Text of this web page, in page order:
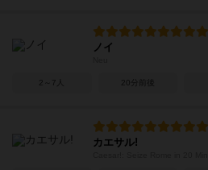
ノイ
2～7人 20分前後
カエサル!